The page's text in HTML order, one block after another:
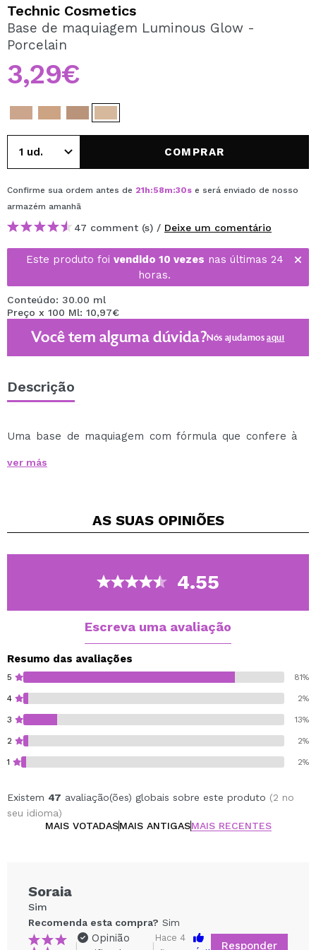
Ao criar uma conta no Maquibeauty.pt pode fazer as suas
compras rapidamente, verificar o estado das suas
CRIAR CONTA
Technic Cosmetics
Base de maquiagem Luminous Glow -
Porcelain
3,29€
COMPRAR
Confirme sua ordem antes de 21h:58m:29s e será enviado de nosso
armazém amanhã
47 comment (s) / Deixe um comentário
Este produto foi vendido 10 vezes nas últimas 24
horas.
Conteúdo: 30.00 ml
Preço x 100 Ml: 10,97€
Você tem alguma dúvida?Nós ajudamosaqui
Descrição
Uma base de maquiagem com fórmula que confere à
cobertura média com acabamento semi-fosco.
ver más
AS SUAS OPINIÕES
4.55
Escreva uma avaliação
Resumo das avaliações
5 81%
4 2%
3 13%
2 2%
1 2%
Existem 47 avaliação(ões) globais sobre este produto (2 no
seu idioma)
MAIS VOTADASMAIS ANTIGASMAIS RECENTES
Soraia
Sim
Recomenda esta compra? Sim
|
Opinião
|
Hace 4
Responder